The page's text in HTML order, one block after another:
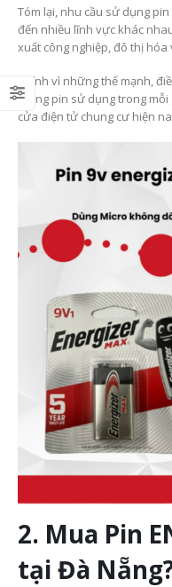
Tóm lại, nhu cầu sử dụng
đến nhiều lĩnh vực khác
xuất công nghiệp, đô thị hóa
Chính vì những thế mạnh,
lượng pin sử dụng trong mỗi
cửa điện tử chung cư hiện
2. Mua Pin
tại Đà